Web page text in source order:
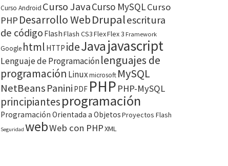
Curso Android Curso JavaCurso MySQLCurso
PHP Desarrollo WebDrupalescritura
de código FlashFlash CS3FlexFlex 3 Framework
Google html HTTP ideJavajavascript
Lenguaje de Programaciónlenguajes de
programación Linuxmicrosoft MySQL
NetBeans Panini PDF PHP PHP-MySQL
principiantesprogramación
Programación Orientada a ObjetosProyectos Flash
Seguridad webWeb con PHPXML